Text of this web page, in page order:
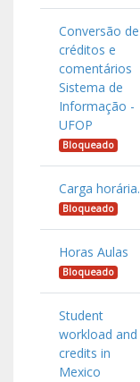
Conversão de
créditos e
comentários
Sistema de
Informação -
UFOP
Bloqueado
Carga horária.
Bloqueado
Horas Aulas
Bloqueado
Student
workload and
credits in
Mexico